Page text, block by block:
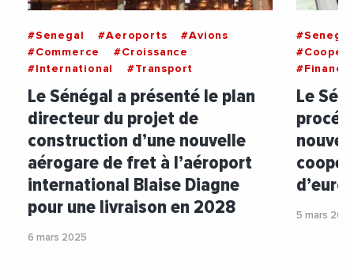
#Senegal #Aeroports
#Avions
#Commerce
#Croissance
#International
#Transport
Le Sénégal a présenté le plan
directeur du projet de
construction d’une nouvelle
aérogare de fret à l’aéroport
international Blaise Diagne
pour une livraison en 2028
6 mars 2025
#Senegal
Le
5 mars